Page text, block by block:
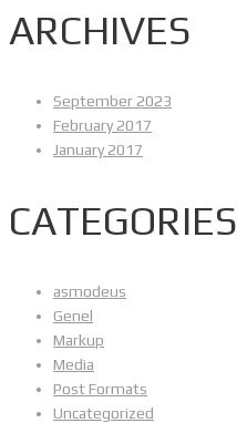
ARCHIVES
September 2023
February 2017
January 2017
CATEGORIES
asmodeus
Genel
Markup
Media
Post Formats
Uncategorized